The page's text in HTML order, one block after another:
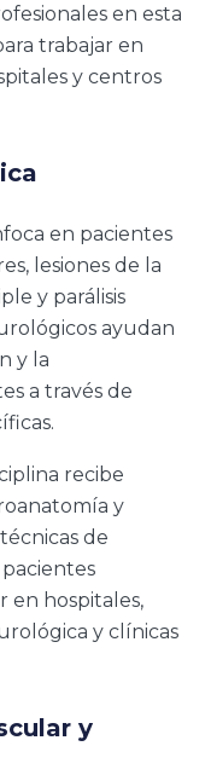
en esta
trabajar en
y centros
en pacientes
lesiones de la
y parálisis
ayudan
y la
a través de
recibe
y
de
en hospitales,
y clínicas
y